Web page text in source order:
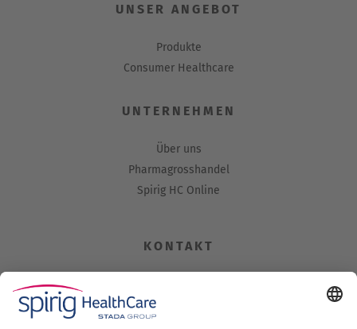
UNSER ANGEBOT
Produkte
Consumer Healthcare
UNTERNEHMEN
Über uns
Pharmagrosshandel
Spirig HC Online
KONTAKT
Industriestrasse 30
CH-4622 Egerkingen